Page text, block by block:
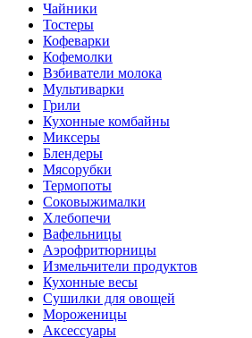
Чайники
Тостеры
Кофеварки
Кофемолки
Взбиватели молока
Мультиварки
Грили
Кухонные комбайны
Mиксеры
Блендеры
Мясорубки
Термопоты
Соковыжималки
Хлебопечи
Вафельницы
Аэрофритюрницы
Измельчители продуктов
Кухонные весы
Сушилки для овощей
Мороженицы
Аксессуары